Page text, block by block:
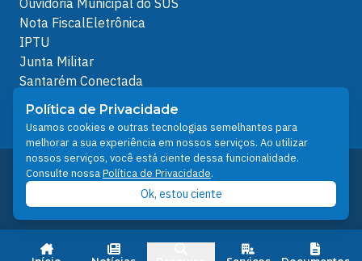
Ouvidoria Municipal do SUS
Nota FiscalEletrônica
IPTU
Junta Militar
Santarém Conectada
Política de Privacidade
People illustrations by Storyset
Desenvolvido pelo Núcleo Técnico de Gestão de
Tecnologia da Informação - NTI
Prefeitura de Santarém © 2026
Política de Privacidade
Usamos cookies e outras tecnologias semelhantes para
melhorar a sua experiência em nossos serviços. Ao utilizar
nossos serviços, você está ciente dessa funcionalidade.
Consulte nossaPolítica de Privacidade.
Ok, estou ciente